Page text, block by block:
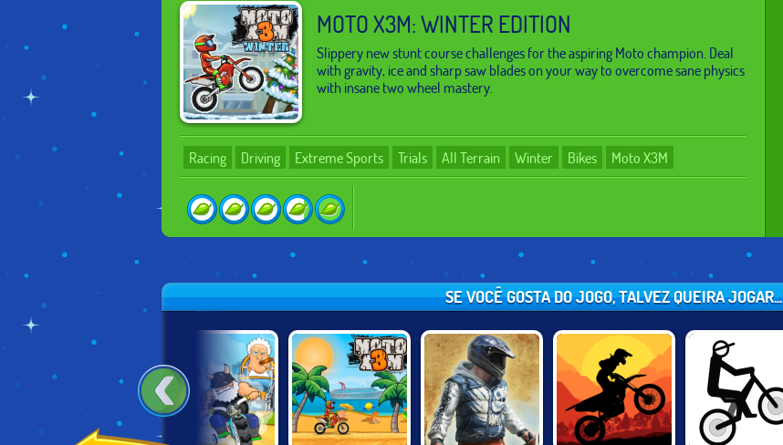
MOTO X3M: WINTER EDITION
Slippery new stunt course challenges for the aspiring Moto champion. Deal
with gravity, ice and sharp saw blades on your way to overcome sane physics
with insane two wheel mastery.
Racing Driving Extreme Sports Trials All Terrain Winter Bikes Moto X3M
SE VOCÊ GOSTA DO JOGO, TALVEZ QUEIRA JOGAR...